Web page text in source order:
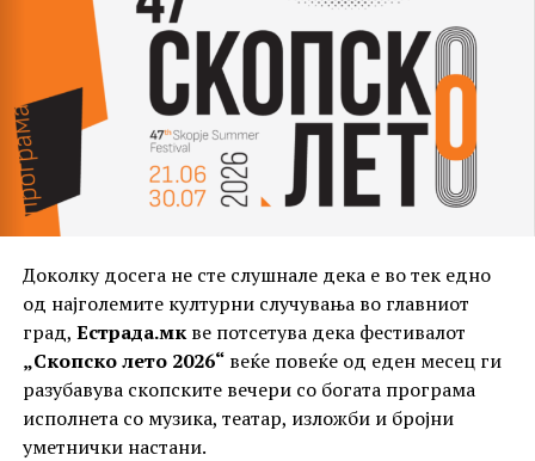
подигнат нивото на фестивалот на ново ниво. Меѓу
учесниците од македонската, ќе има и учесници и
од балканската сцена. Некои од учесниците се: Нино
Величковски, Благоја Грујовски, Сузана Спасовска,
Сашо Гигов – Гиш, Бојана Скендеровски, Ана
Петановска, Бојан Маровиќ, ќе имаме можност да го
видиме и српскиот евровизиски претставник
Принц, од Врање. Како специјален гостин е најавен,
легендарниот Оливер Мандиќ. Планирани се и
различни работилници, мастер-класови и промоции
на нови музички проекти.
Доколку досега не сте слушнале дека е во тек едно
од најголемите културни случувања во главниот
град, Естрада.мкве потсетува дека фестивалот
„Скопско лето 2026“веќе повеќе од еден месец ги
разубавува скопските вечери со богата програма
исполнета со музика, театар, изложби и бројни
уметнички настани.